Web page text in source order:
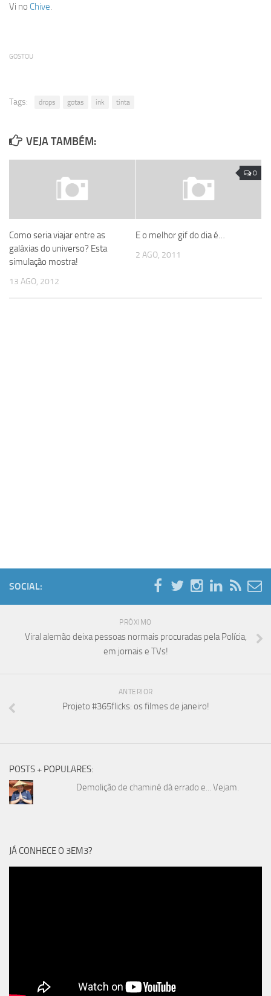
Vi no Chive.
GOSTOU
Tags: drops gotas ink tinta
VEJA TAMBÉM:
Como seria viajar entre as
galáxias do universo? Esta
simulação mostra!
13 AGO, 2012
0
E o melhor gif do dia é…
2 AGO, 2011
SOCIAL:
PRÓXIMO
Viral alemão deixa pessoas normais procuradas pela Polícia,
em jornais e TVs!
ANTERIOR
Projeto #365flicks: os filmes de janeiro!
POSTS + POPULARES:
Demolição de chaminé dá errado e... Vejam.
JÁ CONHECE O 3EM3?